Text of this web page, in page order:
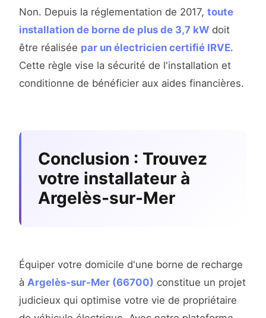
Non. Depuis la réglementation de 2017, toute
installation de borne de plus de 3,7 kW doit
être réalisée par un électricien certifié IRVE.
Cette règle vise la sécurité de l'installation et
conditionne de bénéficier aux aides financières.
Conclusion : Trouvez
votre installateur à
Argelès-sur-Mer
Équiper votre domicile d'une borne de recharge
à Argelès-sur-Mer (66700) constitue un projet
judicieux qui optimise votre vie de propriétaire